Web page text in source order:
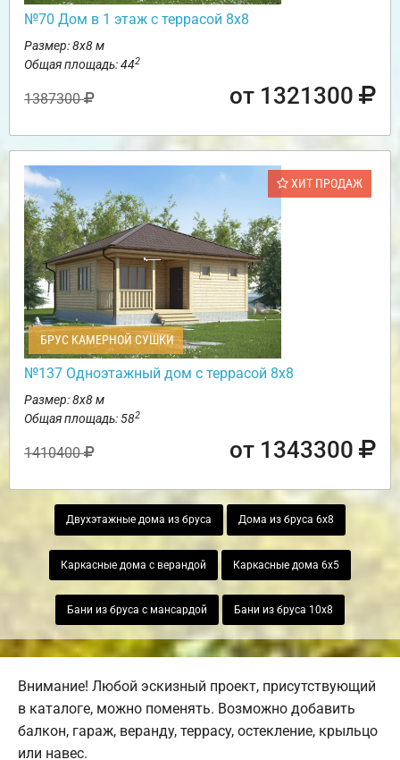
№70 Дом в 1 этаж с террасой 8х8
Размер: 8х8 м
Общая площадь: 442
1387300 от 1321300
ХИТ ПРОДАЖ
БРУС КАМЕРНОЙ СУШКИ
№137 Одноэтажный дом с террасой 8х8
Размер: 8х8 м
Общая площадь: 582
1410400 от 1343300
Двухэтажные дома из бруса Дома из бруса 6х8
Каркасные дома с верандой Каркасные дома 6х5
Бани из бруса с мансардой Бани из бруса 10х8
Внимание! Любой эскизный проект, присутствующий
в каталоге, можно поменять. Возможно добавить
балкон, гараж, веранду, террасу, остекление, крыльцо
или навес.